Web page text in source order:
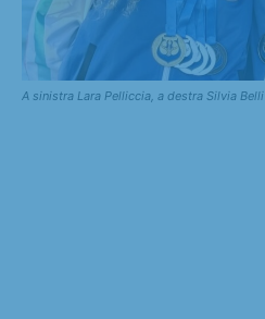
A sinistra Lara Pelliccia, a destra Silvia Belli